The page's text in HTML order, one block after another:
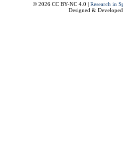
© 2026 CC BY-NC 4.0 |Research
Designed &